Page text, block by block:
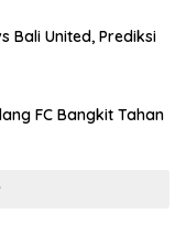
Bali United, Prediksi
FC Bangkit Tahan